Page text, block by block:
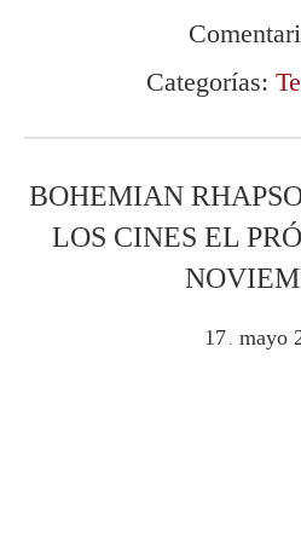
Categorías:
BOHEMIAN
LOS CINES EL
17 mayo